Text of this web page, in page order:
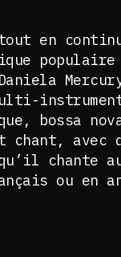
en
populaire
bossa
chant, avec
chante
ou en